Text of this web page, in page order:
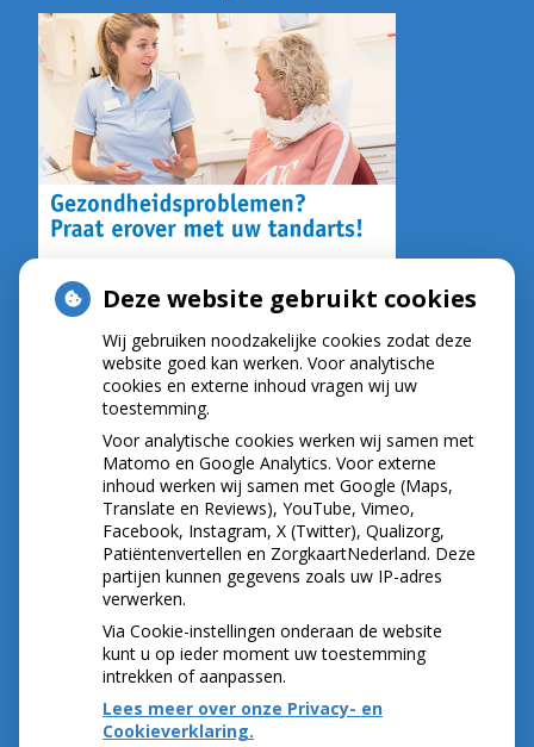
NIEUWS
Let op: valse Infomedics-mails over
openstaande rekening
Tanden bleken? Laat het veilig doen!
Gezond tandvlees: de basis voor een gezonde
mond
Naar de tandarts in het buitenland? Wees op je
hoede!
(Mond)zorgkosten gemaakt in 2025? Check of
die aftrekbaar zijn
Deze website gebruikt cookies
Wij gebruiken noodzakelijke cookies zodat deze
website goed kan werken. Voor analytische
cookies en externe inhoud vragen wij uw
toestemming.
Voor analytische cookies werken wij samen met
Matomo en Google Analytics. Voor externe
inhoud werken wij samen met Google (Maps,
Translate en Reviews), YouTube, Vimeo,
Facebook, Instagram, X (Twitter), Qualizorg,
Patiëntenvertellen en ZorgkaartNederland. Deze
partijen kunnen gegevens zoals uw IP-adres
verwerken.
Via Cookie-instellingen onderaan de website
kunt u op ieder moment uw toestemming
intrekken of aanpassen.
Lees meer over onze Privacy- en
Cookieverklaring.